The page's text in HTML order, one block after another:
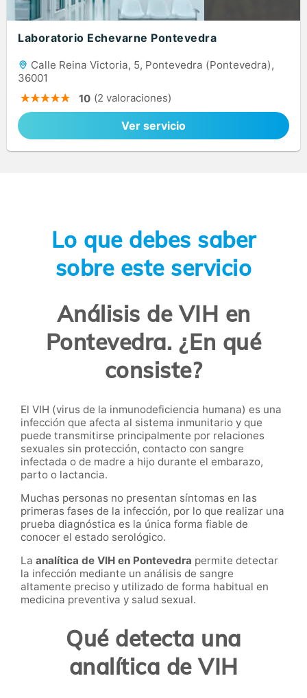
Laboratorio Echevarne Pontevedra
Calle Reina Victoria, 5, Pontevedra (Pontevedra),
36001
10 (2 valoraciones)
Ver servicio
Lo que debes saber
sobre este servicio
Análisis de VIH en
Pontevedra. ¿En qué
consiste?
El VIH (virus de la inmunodeficiencia humana) es una
infección que afecta al sistema inmunitario y que
puede transmitirse principalmente por relaciones
sexuales sin protección, contacto con sangre
infectada o de madre a hijo durante el embarazo,
parto o lactancia.
Muchas personas no presentan síntomas en las
primeras fases de la infección, por lo que realizar una
prueba diagnóstica es la única forma fiable de
conocer el estado serológico.
La analítica de VIH en Pontevedra permite detectar
la infección mediante un análisis de sangre
altamente preciso y utilizado de forma habitual en
medicina preventiva y salud sexual.
Qué detecta una
analítica de VIH